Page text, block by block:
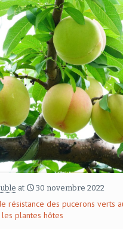
at 30 novembre 2022
résistance des pucerons verts
plantes hôtes